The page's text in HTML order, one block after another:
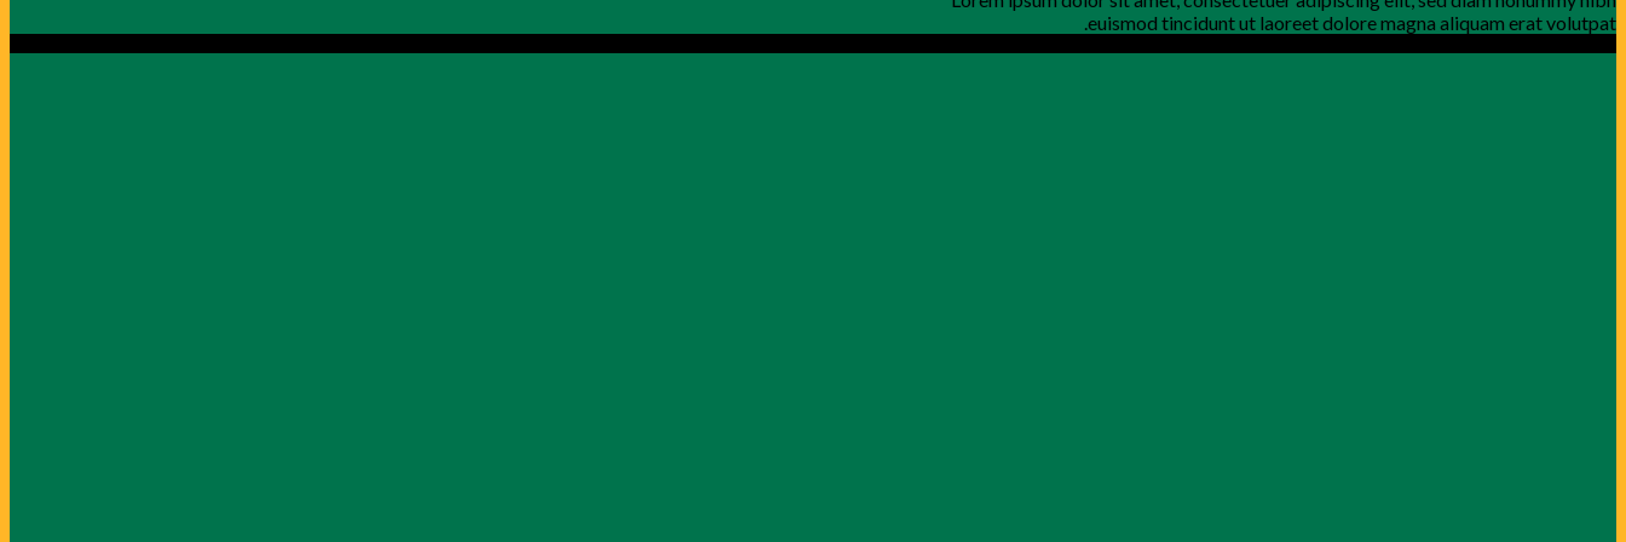
euismod tincidunt ut laoreet dolore magna aliquam erat volutpat.